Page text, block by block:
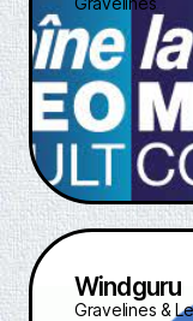
Windguru
Gravelines &